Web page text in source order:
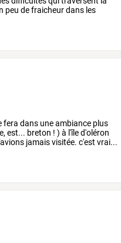
peu defraicheurdans les
fera dans uneambiance plus
est... breton ! ) à l'îled'oléron
jamaisvisitée. c'est vrai...